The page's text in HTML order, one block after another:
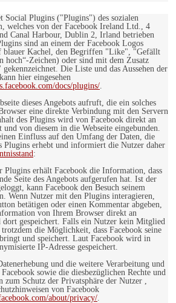
Social Plugins ("Plugins") des sozialen
welches von der Facebook Ireland Ltd., 4
Canal Harbour, Dublin 2, Irland betrieben
sind an einem der Facebook Logos
blauer Kachel, den Begriffen "Like", "Gefällt
hoch“-Zeichen) oder sind mit dem Zusatz
Die Liste und das Aussehen der
hier eingesehen
docs/plugins/
dieses Angebots aufruft, die ein solches
eine direkte Verbindung mit den Servern
des Plugins wird von Facebook direkt an
von diesem in die Webseite eingebunden.
Einfluss auf den Umfang der Daten, die
Plugins erhebt und informiert die Nutzer daher
:
erhält Facebook die Information, dass
Seite des Angebots aufgerufen hat. Ist der
kann Facebook den Besuch seinem
Wenn Nutzer mit den Plugins interagieren,
betätigen oder einen Kommentar abgeben,
von Ihrem Browser direkt an
gespeichert. Falls ein Nutzer kein Mitglied
die Möglichkeit, dass Facebook seine
und speichert. Laut Facebook wird in
IP-Adresse gespeichert.
und die weitere Verarbeitung und
sowie die diesbezüglichen Rechte und
Schutz der Privatsphäre der Nutzer ,
von Facebook
about/privacy/